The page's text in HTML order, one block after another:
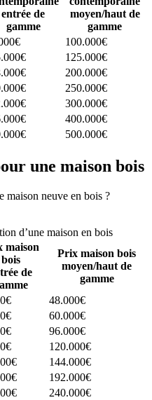
entrée de
gamme
moyen/haut de
gamme
100.000€
125.000€
200.000€
250.000€
300.000€
400.000€
500.000€
une maison bois
maison neuve en bois ?
d’une maison en bois
maison
bois
de
Prix maison bois
moyen/haut de
gamme
48.000€
60.000€
96.000€
120.000€
144.000€
192.000€
240.000€